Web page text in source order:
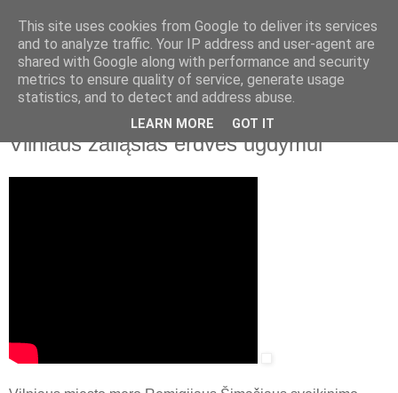
2016 m. vasario 18 d., ketvirtadienis
Remigijus Šimašius. Išnaudokime
Vilniaus žaliąsias erdves ugdymui
This site uses cookies from Google to deliver its services
and to analyze traffic. Your IP address and user-agent are
shared with Google along with performance and security
metrics to ensure quality of service, generate usage
statistics, and to detect and address abuse.
LEARN MORE GOT IT